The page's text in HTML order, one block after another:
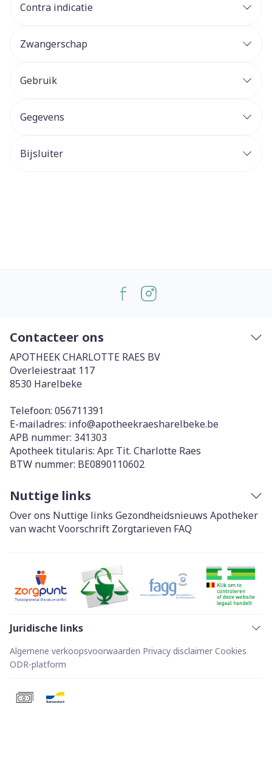
Contra indicatie
Zwangerschap
Gebruik
Gegevens
Bijsluiter
Contacteer ons
APOTHEEK CHARLOTTE RAES BV
Overleiestraat 117
8530 Harelbeke
Telefoon: 056711391
E-mailadres: info@apotheekraesharelbeke.be
APB nummer: 341303
Apotheek titularis: Apr. Tit. Charlotte Raes
BTW nummer: BE0890110602
Nuttige links
Over ons Nuttige links Gezondheidsnieuws Apotheker
van wachtVoorschrift Zorgtarieven FAQ
Juridische links
Algemene verkoopsvoorwaarden Privacy disclaimer Cookies
ODR-platform